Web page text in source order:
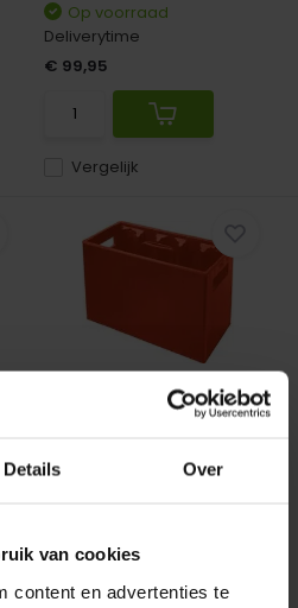
Details Over
van cookies
content en advertenties te
Vergelijk
Op voorraad
Deliverytime
€ 99,95
Bidonkrat (extra stevig)
Oranje voor 10 ...
Oranje voor 10 bidons
Deliverytime